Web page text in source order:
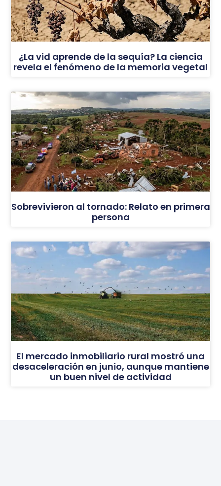
¿La vid aprende de la sequía? La ciencia
revela el fenómeno de la memoria vegetal
Sobrevivieron al tornado: Relato en primera
persona
El mercado inmobiliario rural mostró una
desaceleración en junio, aunque mantiene
un buen nivel de actividad